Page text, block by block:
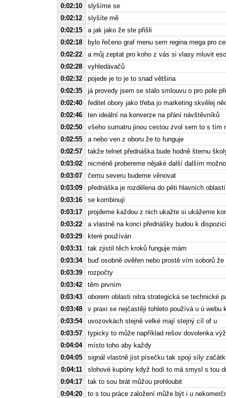
0:02:10
slyšíme se
0:02:12
slyšíte mě
0:02:15
a jak jako že ste přišli
0:02:18
bylo řečeno graf menu sem regina mega pro
0:02:22
a můj zeptat pro koho z vás si vlasy mluvit
0:02:28
vyhledávačů
0:02:32
pojede je to je to snad většina
0:02:35
já provedy jsem se stalo smlouvu o pro pole
0:02:40
ředitel obory jako třeba jo marketing skvělej
0:02:46
ten ideální na konverze na přání návštěvníků
0:02:50
všeho sumatru jinou cestou zvol sem to s tím
0:02:55
a nebo ven z oboru že to funguje
0:02:57
takže telnet přednáška bude hodně šternu
0:03:02
nicméně probereme nějaké další dalším
0:03:07
čemu severu budeme věnovat
0:03:09
přednáška je rozdělena do pěti hlavních
0:03:16
se kombinují
0:03:17
projdeme každou z nich ukažte si ukážeme
0:03:22
a vlastně na konci přednášky budou k
0:03:29
které používán
0:03:31
tak zjistil těch kroků funguje mám
0:03:34
buď osobně ověřen nebo prostě vím soborů
0:03:39
rozpočty
0:03:42
těm prvním
0:03:43
oborem oblasti nitra strategická se technické
0:03:48
v praxi se nejčastěji tohleto používá u ú webu
0:03:54
uvozovkách stejně velké mají stejný cíl of u
0:03:57
typicky to může například rešov dovolenka
0:04:04
místo toho aby každy
0:04:05
signál vlastně jíst písečku tak spoji síly
0:04:11
slohové kupóny když hodí to má smysl s tou
0:04:17
tak to sou brát můžou prohloubit
0:04:20
to s tou práce založení může být i u